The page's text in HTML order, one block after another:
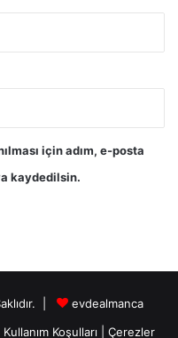
için adım, e-posta
kaydedilsin.
|
evdealmanca
Kullanım Koşulları Çerezler